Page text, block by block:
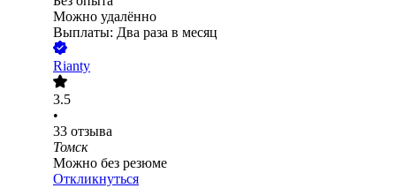
Можно удалённо
Выплаты: Два раза в месяц
Rianty
3.5
•
33 отзыва
Томск
Можно без резюме
Откликнуться